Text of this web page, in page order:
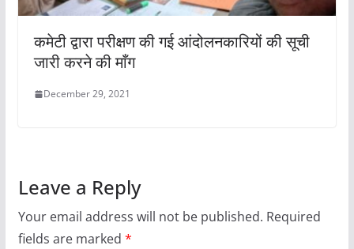
कमेटी द्वारा परीक्षण की गई आंदोलनकारियों की सूची
जारी करने की माँग
December 29, 2021
Leave a Reply
Your email address will not be published. Required
fields are marked *